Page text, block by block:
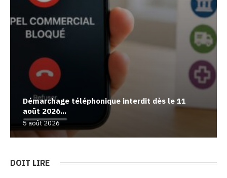
Démarchage téléphonique interdit dès le 11
août 2026...
5 août 2026
DOIT LIRE